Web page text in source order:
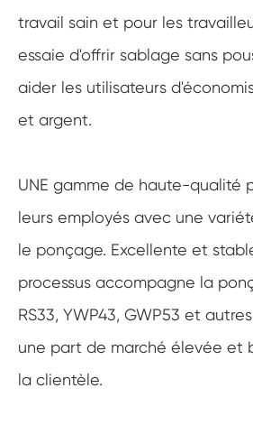
travail sain et pour les
essaie d'offrir sablage sans
aider les utilisateurs
et argent.
UNE gamme de haute-qualité
leurs employés avec une
le ponçage. Excellente et
processus accompagne la
RS33, YWP43, GWP53 et
une part de marché élevée et
la clientèle.